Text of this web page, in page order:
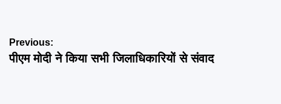
Post
navigation
Previous:
पीएम मोदी ने किया सभी जिलाधिकारियों से संवाद